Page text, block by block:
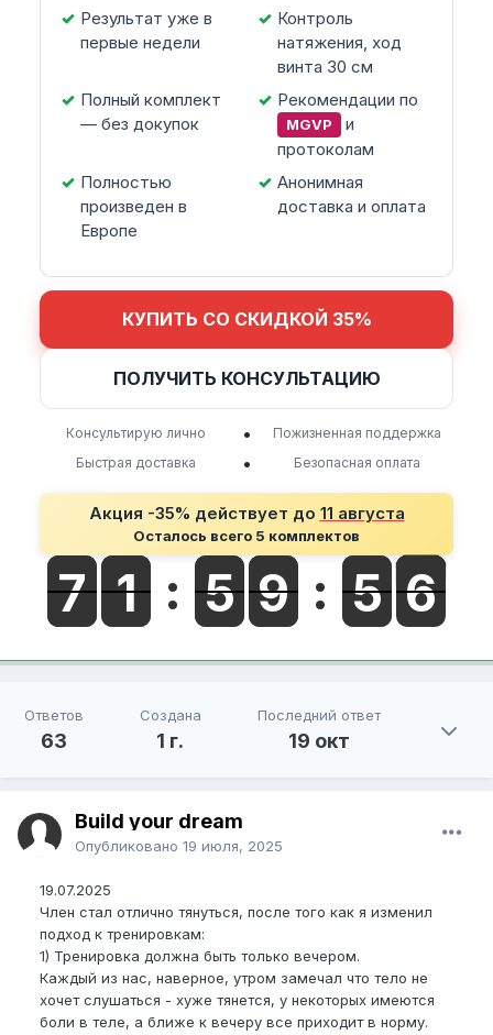
Результат уже в
первые недели
Контроль
натяжения, ход
винта 30 см
Полный комплект
— без докупок
Рекомендации по
MGVP
и
протоколам
Полностью
произведен в
Европе
Анонимная
доставка и оплата
КУПИТЬ СО СКИДКОЙ 35%
ПОЛУЧИТЬ КОНСУЛЬТАЦИЮ
Консультирую лично •
Пожизненная поддержка
Быстрая доставка
• Безопасная оплата
Акция -35% действует до 11 августа
Осталось всего 5 комплектов
Ответов
63
Создана
1 г.
Последний ответ
19 окт
Build your dream
Опубликовано 19 июля, 2025
19.07.2025
Член стал отлично тянуться, после того как я изменил
подход к тренировкам:
1) Тренировка должна быть только вечером.
Каждый из нас, наверное, утром замечал что тело не
хочет слушаться - хуже тянется, у некоторых имеются
боли в теле, а ближе к вечеру все приходит в норму.